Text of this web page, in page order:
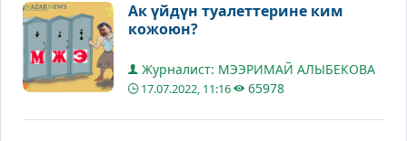
Ак үйдүн туалеттерине ким
кожоюн?
Журналист: МЭЭРИМАЙ АЛЫБЕКОВА
17.07.2022, 11:16 65978